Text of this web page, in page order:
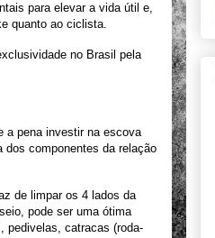
para elevar a vida útil e,
quanto ao ciclista.
no Brasil pela
a pena investir na escova
dos componentes da relação
de limpar os 4 lados da
pode ser uma ótima
pedivelas, catracas (roda-